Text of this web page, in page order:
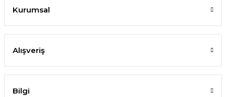
Kurumsal
Alışveriş
Bilgi